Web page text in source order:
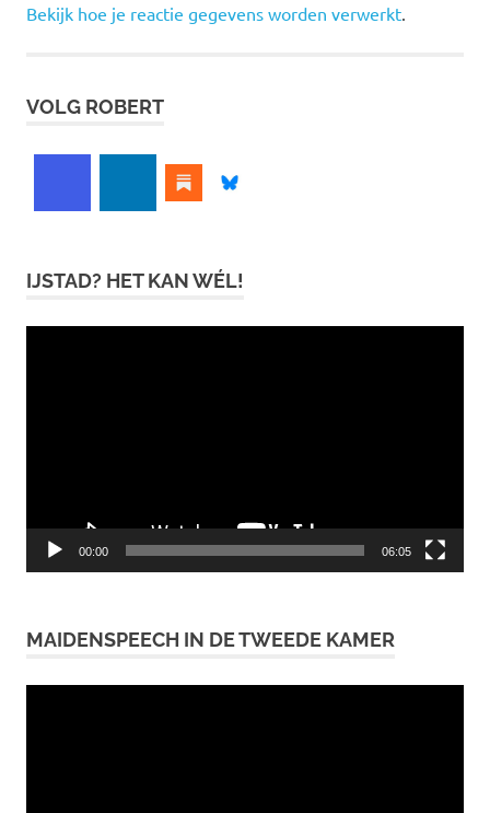
Bekijk hoe je reactie gegevens worden verwerkt.
VOLG ROBERT
IJSTAD? HET KAN WÉL!
00:00 06:05
MAIDENSPEECH IN DE TWEEDE KAMER